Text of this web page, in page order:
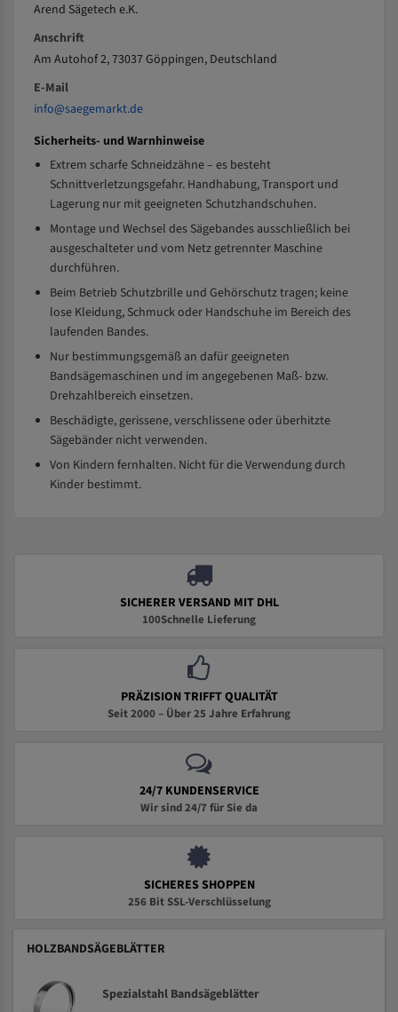
Arend Sägetech e.K.
Anschrift
Am Autohof 2, 73037 Göppingen, Deutschland
E-Mail
info@saegemarkt.de
Sicherheits- und Warnhinweise
Extrem scharfe Schneidzähne – es besteht
Schnittverletzungsgefahr. Handhabung, Transport und
Lagerung nur mit geeigneten Schutzhandschuhen.
Montage und Wechsel des Sägebandes ausschließlich bei
ausgeschalteter und vom Netz getrennter Maschine
durchführen.
Beim Betrieb Schutzbrille und Gehörschutz tragen; keine
lose Kleidung, Schmuck oder Handschuhe im Bereich des
laufenden Bandes.
Nur bestimmungsgemäß an dafür geeigneten
Bandsägemaschinen und im angegebenen Maß- bzw.
Drehzahlbereich einsetzen.
Beschädigte, gerissene, verschlissene oder überhitzte
Sägebänder nicht verwenden.
Von Kindern fernhalten. Nicht für die Verwendung durch
Kinder bestimmt.
SICHERER VERSAND MIT DHL
100Schnelle Lieferung
PRÄZISION TRIFFT QUALITÄT
Seit 2000 – Über 25 Jahre Erfahrung
24/7 KUNDENSERVICE
Wir sind 24/7 für Sie da
SICHERES SHOPPEN
256 Bit SSL-Verschlüsselung
HOLZBANDSÄGEBLÄTTER
Spezialstahl Bandsägeblätter